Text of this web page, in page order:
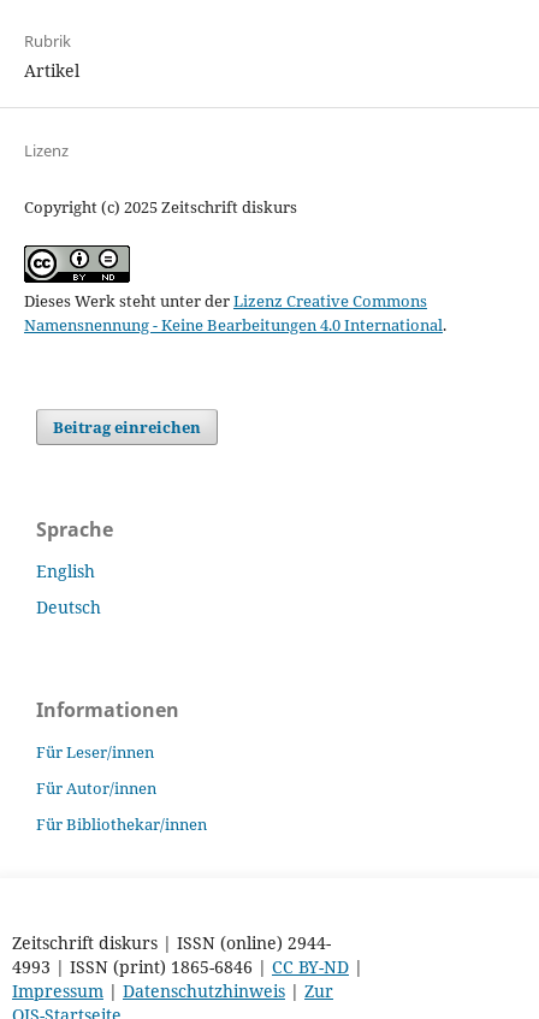
Rubrik
Artikel
Lizenz
Copyright (c) 2025 Zeitschrift diskurs
Dieses Werk steht unter derLizenz Creative Commons
Namensnennung - Keine Bearbeitungen 4.0 International.
Beitrag einreichen
Sprache
English
Deutsch
Informationen
Für Leser/innen
Für Autor/innen
Für Bibliothekar/innen
Zeitschrift diskurs | ISSN (online) 2944-
4993 | ISSN (print) 1865-6846 | CC BY-ND|
Impressum| Datenschutzhinweis| Zur